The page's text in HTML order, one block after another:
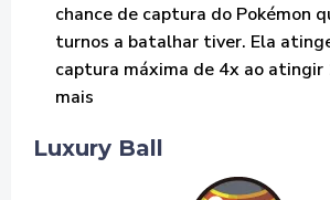
chance de captura do Pokémon
turnos a batalhar tiver. Ela
captura máxima de 4x ao atingir
mais
Luxury Ball